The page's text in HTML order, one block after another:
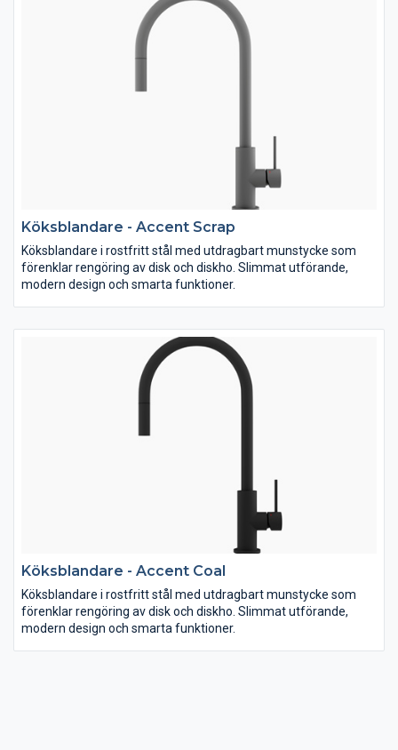
Köksblandare - Accent Scrap
Köksblandare i rostfritt stål med utdragbart munstycke som
förenklar rengöring av disk och diskho. Slimmat utförande,
modern design och smarta funktioner.
Köksblandare - Accent Coal
Köksblandare i rostfritt stål med utdragbart munstycke som
förenklar rengöring av disk och diskho. Slimmat utförande,
modern design och smarta funktioner.